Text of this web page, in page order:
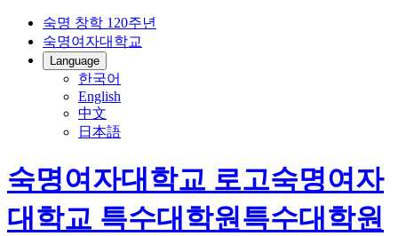
숙명 창학 120주년
숙명여자대학교
Language
한국어
English
中文
日本語
숙명여자대학교 로고숙명여자
대학교 특수대학원특수대학원